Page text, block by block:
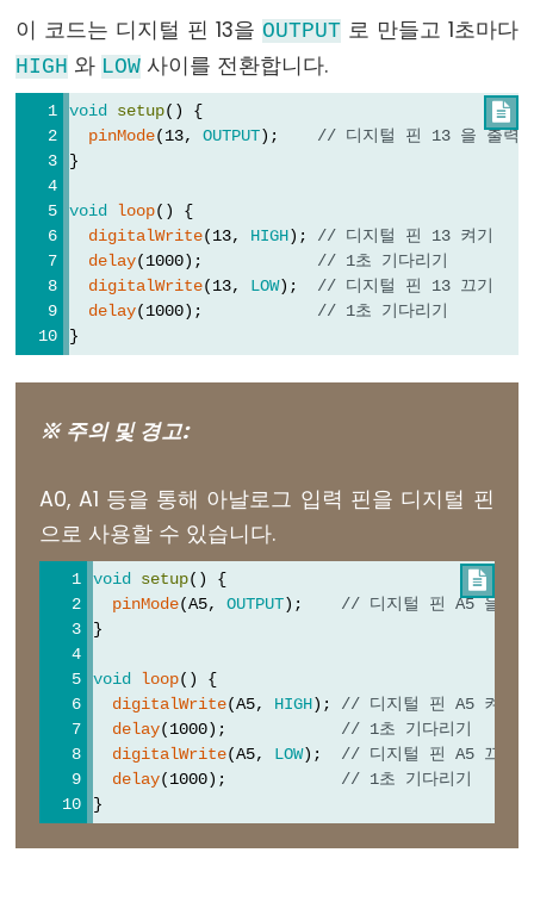
int
long
short
string
String()
unsigned
char
unsigned
unsigned
long
word
Constants
이 코드는 디지털 핀 13을 OUTPUT로 만들고 1초마다
HIGH 와 LOW 사이를 전환합니다.

void setup() {
pinMode(13, OUTPUT); // 디지털 핀 13 을 출력
}
void loop() {
digitalWrite(13, HIGH); // 디지털 핀 13 켜기
delay(1000); // 1초 기다리기
digitalWrite(13, LOW); // 디지털 핀 13 끄기
delay(1000); // 1초 기다리기
}
※ 주의 및 경고:
A0, A1 등을 통해 아날로그 입력 핀을 디지털 핀
으로 사용할 수 있습니다.

void setup() {
pinMode(A5, OUTPUT); // 디지털 핀 A5 을 출
}
void loop() {
digitalWrite(A5, HIGH); // 디지털 핀 A5 켜기
delay(1000); // 1초 기다리기
digitalWrite(A5, LOW); // 디지털 핀 A5 끄기
delay(1000); // 1초 기다리기
}